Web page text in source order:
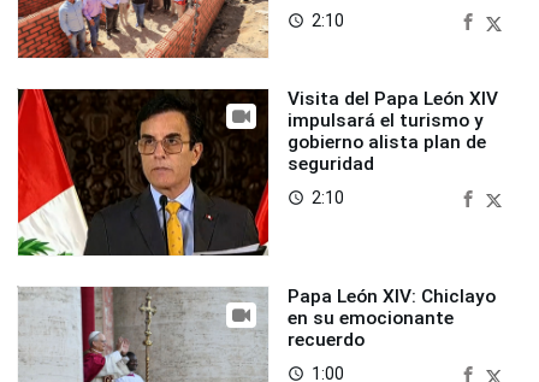
access_time 2:10
Visita del Papa León XIV
impulsará el turismo y
gobierno alista plan de
seguridad
access_time 2:10
Papa León XIV: Chiclayo
en su emocionante
recuerdo
access_time 1:00